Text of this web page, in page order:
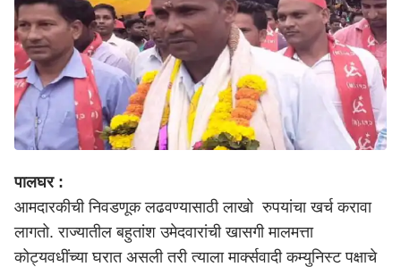
पालघर :
आमदारकीची निवडणूक लढवण्यासाठी लाखो रुपयांचा खर्च करावा
लागतो. राज्यातील बहुतांश उमेदवारांची खासगी मालमत्ता
कोट्यवधींच्या घरात असली तरी त्याला मार्क्सवादी कम्युनिस्ट पक्षाचे